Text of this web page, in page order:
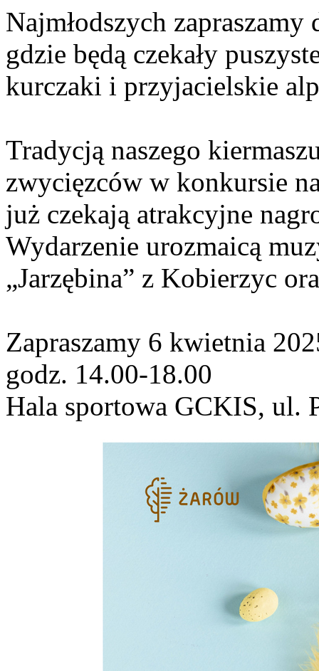
Najmłodszych
gdzie będą czekały
kurczaki i przyjacielskie
Tradycją naszego
zwycięzców w konkursie
już czekają atrakcyjne
Wydarzenie urozmaicą
„Jarzębina” z Kobierzyc
Zapraszamy 6 kwietnia
godz. 14.00-18.00
Hala sportowa GCKIS, ul.